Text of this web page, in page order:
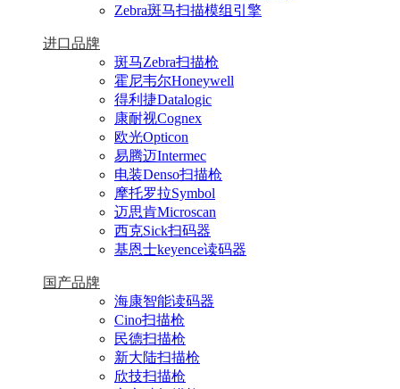
Zebra斑马扫描模组引擎
进口品牌
斑马Zebra扫描枪
霍尼韦尔Honeywell
得利捷Datalogic
康耐视Cognex
欧光Opticon
易腾迈Intermec
电装Denso扫描枪
摩托罗拉Symbol
迈思肯Microscan
西克Sick扫码器
基恩士keyence读码器
国产品牌
海康智能读码器
Cino扫描枪
民德扫描枪
新大陆扫描枪
欣技扫描枪